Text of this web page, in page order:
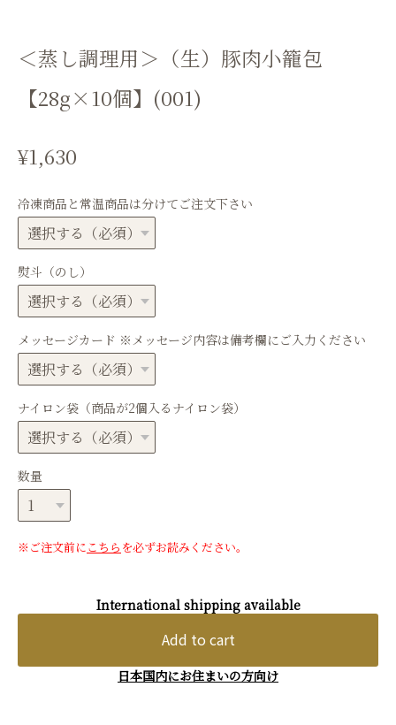
＜蒸し調理用＞（生）豚肉小籠包
【28g×10個】(001)
¥1,630
冷凍商品と常温商品は分けてご注文下さい
熨斗（のし）
メッセージカード ※メッセージ内容は備考欄にご入力ください
ナイロン袋（商品が2個入るナイロン袋）
数量
※ご注文前にこちら を必ずお読みください。
International shipping available
Add to cart
日本国内にお住まいの方向け